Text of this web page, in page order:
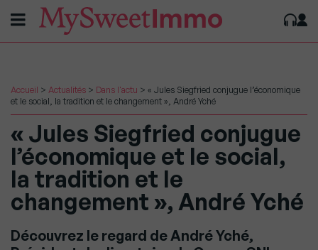
Accueil > Actualités > Dans l'actu > « Jules Siegfried conjugue l’économique
et le social, la tradition et le changement », André Yché
« Jules Siegfried conjugue
l’économique et le social,
la tradition et le
changement », André Yché
Découvrez le regard de André Yché,